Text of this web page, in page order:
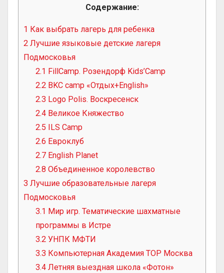
Содержание:
1 Как выбрать лагерь для ребенка
2 Лучшие языковые детские лагеря
Подмосковья
2.1 FillCamp. Розендорф Kids’Camp
2.2 BKC camp «Отдых+English»
2.3 Logo Polis. Воскресенск
2.4 Великое Княжество
2.5 ILS Camp
2.6 Евроклуб
2.7 English Planet
2.8 Объединенное королевство
3 Лучшие образовательные лагеря
Подмосковья
3.1 Мир игр. Тематические шахматные
программы в Истре
3.2 УНПК МФТИ
3.3 Компьютерная Академия TOP Москва
3.4 Летняя выездная школа «Фотон»